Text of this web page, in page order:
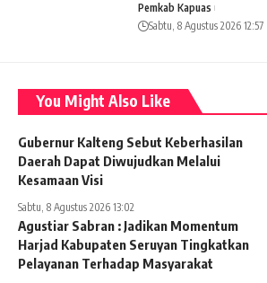
Pemkab Kapuas
Sabtu, 8 Agustus 2026 12:57
You Might Also Like
Gubernur Kalteng Sebut Keberhasilan
Daerah Dapat Diwujudkan Melalui
Kesamaan Visi
Sabtu, 8 Agustus 2026 13:02
Agustiar Sabran : Jadikan Momentum
Harjad Kabupaten Seruyan Tingkatkan
Pelayanan Terhadap Masyarakat